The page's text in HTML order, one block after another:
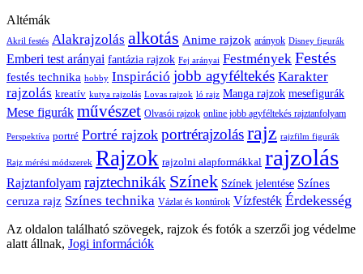
Altémák
Akril festés Alakrajzolás alkotás Anime rajzok arányok Disney figurák
Emberi test arányai fantázia rajzok Fej arányai Festmények Festés
festés technika hobby Inspiráció jobb agyféltekés Karakter
rajzolás kreatív kutya rajzolás Lovas rajzok ló rajz Manga rajzok mesefigurák
Mese figurák művészet Olvasói rajzok online jobb agyféltekés rajztanfolyam
Perspektíva portré Portré rajzok portrérajzolásrajz rajzfilm figurák
Rajz mérési módszerek Rajzok rajzolni alapformákkal rajzolás
Rajztanfolyam rajztechnikák Színek Színek jelentése Színes
ceruza rajz Színes technika Vázlat és kontúrok Vízfesték Érdekesség
Az oldalon található szövegek, rajzok és fotók a szerzői jog védelme
alatt állnak, Jogi információk